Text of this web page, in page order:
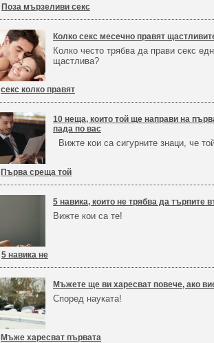
Поза мързеливи секс
Колко секс месечно правят
Колко често трябва да прави секс
щастлива?
секс колко правят
10 неща, които той ще направи на
пада по вас
Вижте кои са сигурните знаци, че
Първа среща той
5 навика, които не трябва да търпите
Вижте кои са те!
5 навика не
Мъжете ще ви харесват повече, ако
Според науката!
Мъже харесват първата